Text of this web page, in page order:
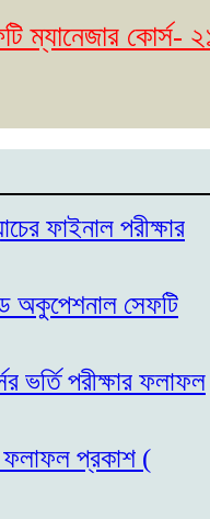
কোর্স-
ফাইনাল পরীক্ষার
অকুপেশনাল সেফটি
ভর্তি পরীক্ষার ফলাফল
ফলাফল প্রকাশ (